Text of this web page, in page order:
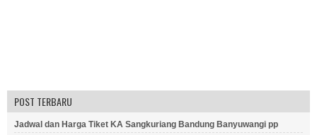
POST TERBARU
Jadwal dan Harga Tiket KA Sangkuriang Bandung Banyuwangi pp